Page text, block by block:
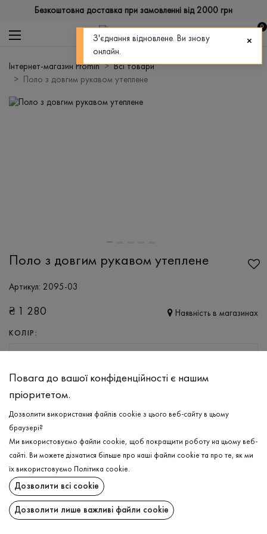
Безкоштовна доставка при замовленні від 2000 грн
0
Інтернет-магазин Promin
Всі товари
Поло з довгим рукавом утеплене
Поло з довгим рукавом утеплене
Артикул: 2095-03
₴ 1 280 Наявність в магазинах
КОЛІР:
ДОДАТИ ДО КОШИКА
ОБЕРІТЬ РОЗМІР
Поло з довгим рукавом утеплене
ДОДАТИ ДО КОШИКА
ОПИС
Повага до вашої конфіденційності є нашим
пріоритетом.
Дозволити використання файлів cookie з цього веб-сайту в цьому
браузері?
Ми використовуємо файли cookie, щоб покращити роботу на цьому веб-
сайті. Ви можете дізнатися більше про наші файли cookie та про те, як ми
їх використовуємо
Політика cookie.
Дозволити всі cookie
Дозволити лише важливі файли cookie
З'єднання відновлене. Ви знову
онлайн.